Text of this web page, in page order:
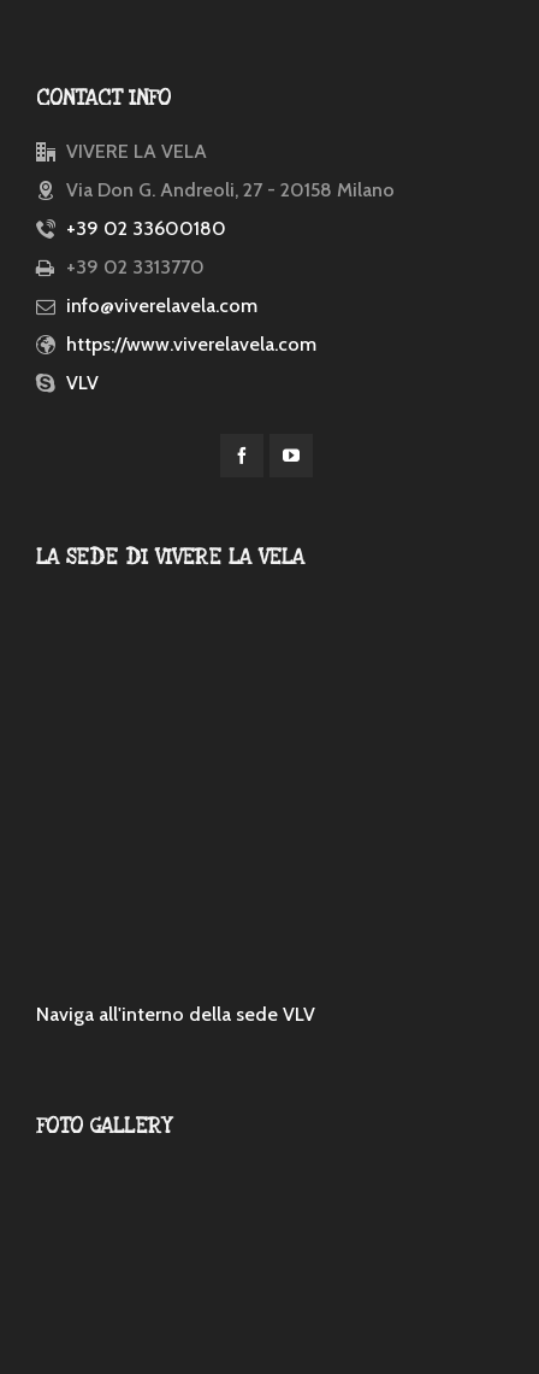
CONTACT INFO
VIVERE LA VELA
Via Don G. Andreoli, 27 - 20158 Milano
+39 02 33600180
+39 02 3313770
info@viverelavela.com
https://www.viverelavela.com
VLV
LA SEDE DI VIVERE LA VELA
Naviga all'interno della sede VLV
FOTO GALLERY